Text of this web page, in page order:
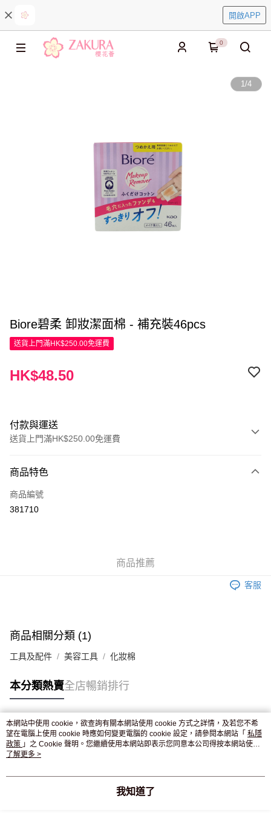
開啟APP
0
1/4
Biore碧柔 卸妝潔面棉 - 補充裝46pcs
送貨上門滿HK$250.00免運費
HK$48.50
付款與運送
送貨上門滿HK$250.00免運費
信用卡
Apple Pay
付款後門市自取，訂單確認後2-4個工作天到店，7天內取。逾期後
商品特色
商品編號
381710
商品推薦
客服
商品相關分類 (1)
工具及配件 美容工具 化妝棉
本分類熱賣全店暢銷排行
熱門標籤
熱銷排行
本網站中使用 cookie，欲查詢有關本網站使用 cookie 方式之詳情，及若您不希
望在電腦上使用 cookie 時應如何變更電腦的 cookie 設定，請參閱本網站「 私隱
政策 」之 Cookie 聲明。您繼續使用本網站即表示您同意本公司得按本網站使用
條款之 Cookie 聲明使用 cookie。
了解更多 >
我知道了